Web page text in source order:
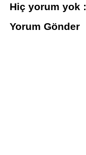
Hiç yorum yok :
Yorum Gönder